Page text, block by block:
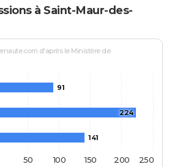
à Saint-Maur-des-
d'après le Ministère de
91
224
141
50 100 150 200 250